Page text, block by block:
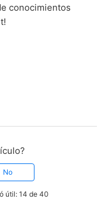
conocimientos
No
útil: 14 de 40